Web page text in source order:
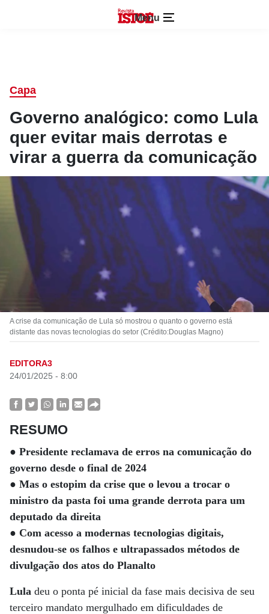
Menu
Capa
Governo analógico: como Lula
quer evitar mais derrotas e
virar a guerra da comunicação
A crise da comunicação de Lula só mostrou o quanto o governo está
distante das novas tecnologias do setor (Crédito:Douglas Magno)
EDITORA3
24/01/2025 - 8:00
RESUMO
● Presidente reclamava de erros na comunicação do
governo desde o final de 2024
● Mas o estopim da crise que o levou a trocar o
ministro da pasta foi uma grande derrota para um
deputado da direita
● Com acesso a modernas tecnologias digitais,
desnudou-se os falhos e ultrapassados métodos de
divulgação dos atos do Planalto
Lula deu o ponta pé inicial da fase mais decisiva de seu
terceiro mandato mergulhado em dificuldades de